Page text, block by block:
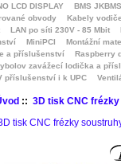
LCD DISPLAY
BMS
obvody
Kabely
LAN po síti 230V - 85 Mbit
MiniPCI
Montážní
a příslušenství
Raspberry
zavážecí lodička a přísl
příslušenství i k UPC
:: 3D tisk CNC
tisk CNC frézky